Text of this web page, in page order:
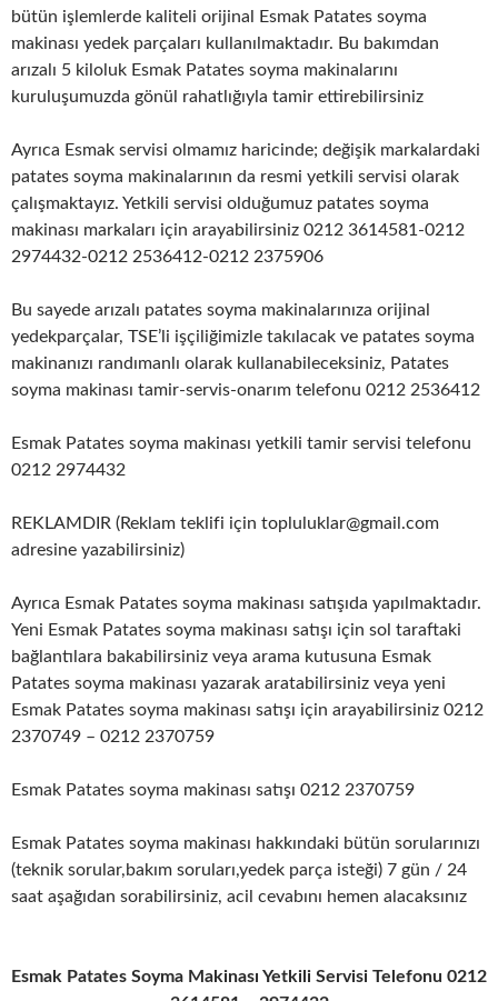
bütün işlemlerde kaliteli orijinal Esmak Patates soyma
makinası yedek parçaları kullanılmaktadır. Bu bakımdan
arızalı 5 kiloluk Esmak Patates soyma makinalarını
kuruluşumuzda gönül rahatlığıyla tamir ettirebilirsiniz
Ayrıca Esmak servisi olmamız haricinde; değişik markalardaki
patates soyma makinalarının da resmi yetkili servisi olarak
çalışmaktayız. Yetkili servisi olduğumuz patates soyma
makinası markaları için arayabilirsiniz 0212 3614581-0212
2974432-0212 2536412-0212 2375906
Bu sayede arızalı patates soyma makinalarınıza orijinal
yedekparçalar, TSE’li işçiliğimizle takılacak ve patates soyma
makinanızı randımanlı olarak kullanabileceksiniz, Patates
soyma makinası tamir-servis-onarım telefonu 0212 2536412
Esmak Patates soyma makinası yetkili tamir servisi telefonu
0212 2974432
REKLAMDIR (Reklam teklifi için topluluklar@gmail.com
adresine yazabilirsiniz)
Ayrıca Esmak Patates soyma makinası satışıda yapılmaktadır.
Yeni Esmak Patates soyma makinası satışı için sol taraftaki
bağlantılara bakabilirsiniz veya arama kutusuna Esmak
Patates soyma makinası yazarak aratabilirsiniz veya yeni
Esmak Patates soyma makinası satışı için arayabilirsiniz 0212
2370749 – 0212 2370759
Esmak Patates soyma makinası satışı 0212 2370759
Esmak Patates soyma makinası hakkındaki bütün sorularınızı
(teknik sorular,bakım soruları,yedek parça isteği) 7 gün / 24
saat aşağıdan sorabilirsiniz, acil cevabını hemen alacaksınız
Esmak Patates Soyma Makinası Yetkili Servisi Telefonu 0212